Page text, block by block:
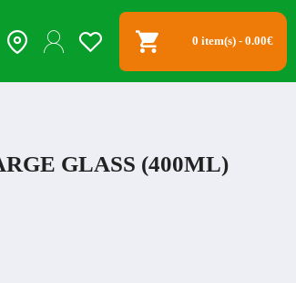
0 item(s) - 0.00€
GLASS (400ML)